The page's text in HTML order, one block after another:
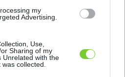
my
Advertising.
Use,
Sharing of my
Unrelated with the
collected.
REGISZTRÁCIÓ